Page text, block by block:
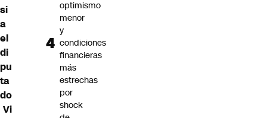
si
a
el
di
pu
ta
do
Vi
optimismo
menor
y
condiciones
financieras
más
estrechas
por
shock